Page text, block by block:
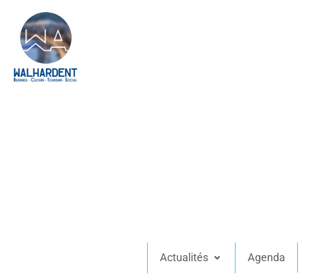
Actualités Agenda